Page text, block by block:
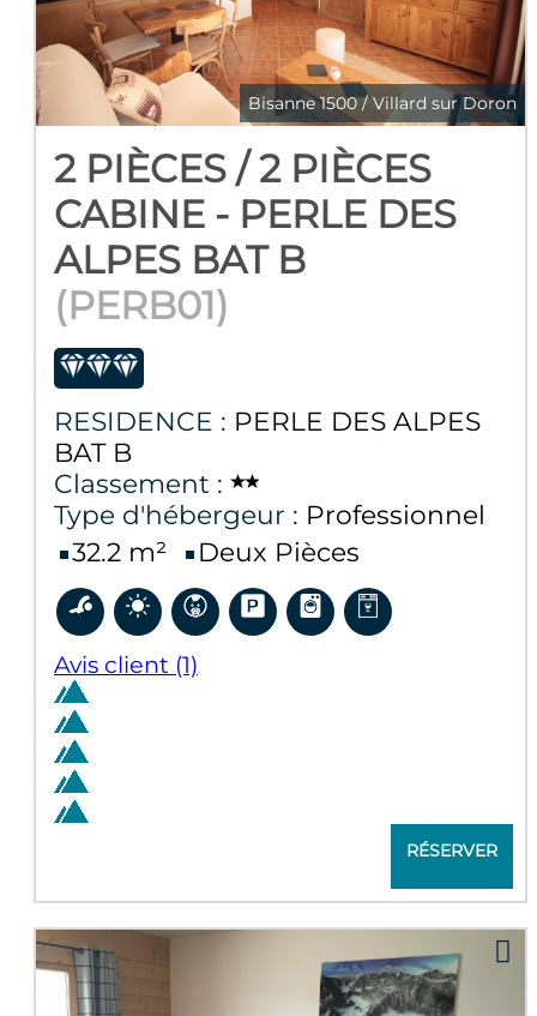
Bisanne 1500 / Villard sur Doron
2 PIÈCES / 2 PIÈCES
CABINE - PERLE DES
ALPES BAT B
(PERB01)
RESIDENCE : PERLE DES ALPES
BAT B
Classement :
Type d'hébergeur : Professionnel
32.2 m² Deux Pièces
Avis client (1)
RÉSERVER